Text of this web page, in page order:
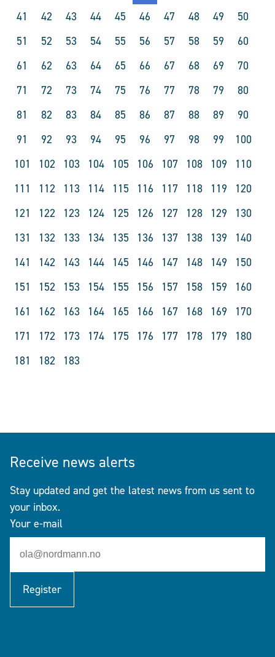
41
42 43 44 45 46 47 48 49
50
51
52 53 54 55 56 57 58 59
60
61
62 63 64 65 66 67 68 69
70
71
72 73 74 75 76 77 78 79
80
81
82 83 84 85 86 87 88 89
90
91
92 93 94 95 96 97 98 99
100
101
102 103 104 105 106 107 108 109
110
111
112 113 114 115 116 117 118 119
120
121
122 123 124 125 126 127 128 129
130
131
132 133 134 135 136 137 138 139
140
141
142 143 144 145 146 147 148 149
150
151
152 153 154 155 156 157 158 159
160
161
162 163 164 165 166 167 168 169
170
171
172 173 174 175 176 177 178 179
180
181
182 183
Receive news alerts
Stay updated and get the latest news from us sent to
your inbox.
Your e-mail
Register